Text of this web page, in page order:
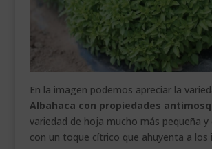
En la imagen podemos apreciar la
Albahaca con propiedades
variedad de hoja mucho más pequeña
con un toque cítrico que ahuyenta a los